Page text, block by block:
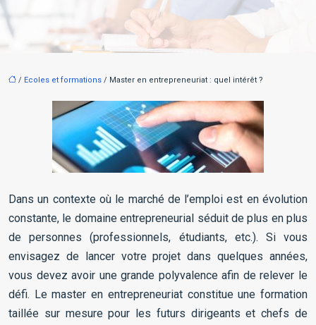
/ Ecoles et formations / Master en entrepreneuriat : quel intérêt ?
Dans un contexte où le marché de l’emploi est en évolution
constante, le domaine entrepreneurial séduit de plus en plus
de personnes (professionnels, étudiants, etc.). Si vous
envisagez de lancer votre projet dans quelques années,
vous devez avoir une grande polyvalence afin de relever le
défi. Le master en entrepreneuriat constitue une formation
taillée sur mesure pour les futurs dirigeants et chefs de